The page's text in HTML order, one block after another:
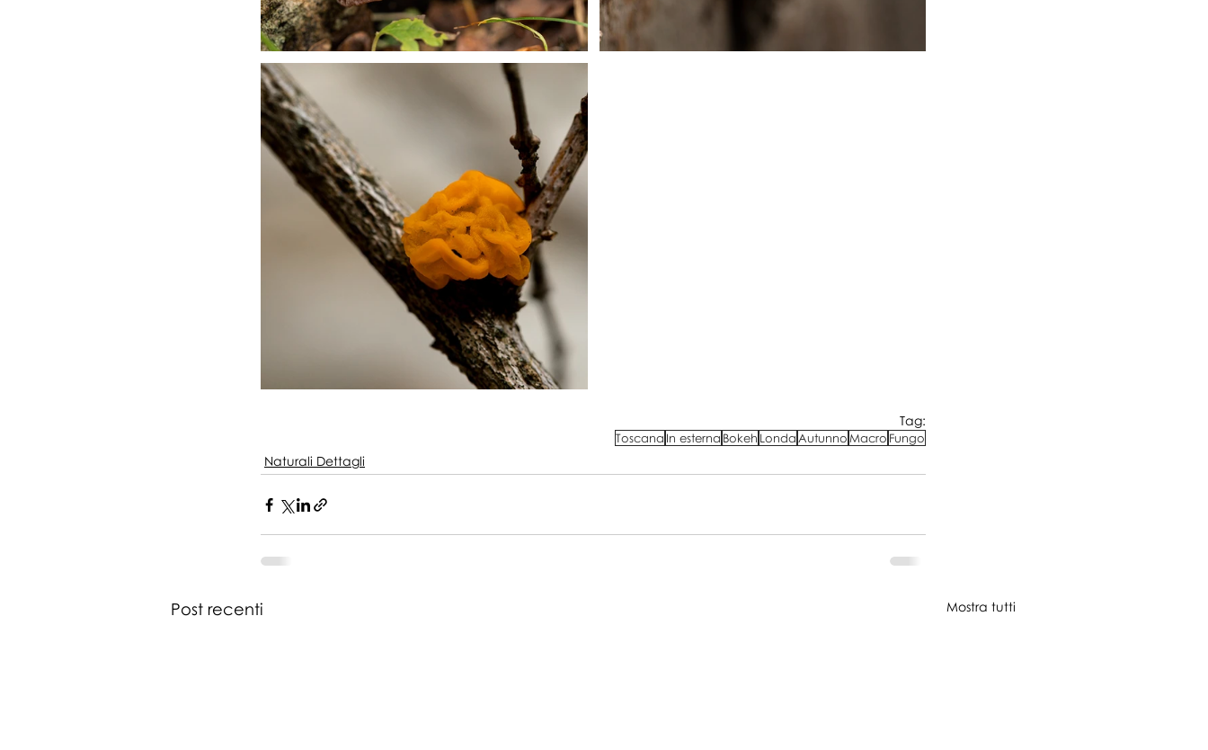
Tag:
Toscana In esterna Bokeh LondaAutunnoMacro Fungo
Naturali Dettagli
Post recenti Mostra tutti